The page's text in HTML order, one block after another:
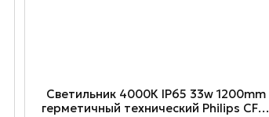
Светильник 4000К ІР65 33w 1200mm
герметичный технический Philips CFW